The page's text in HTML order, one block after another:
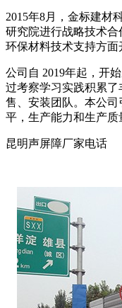
2015年8月，金标建材
研究院进行战略技术
环保材料技术支持方面
公司自 2019年起，开
过考察学习实践积累
售、安装团队。本公司
平，生产能力和生产质
昆明声屏障厂家电话